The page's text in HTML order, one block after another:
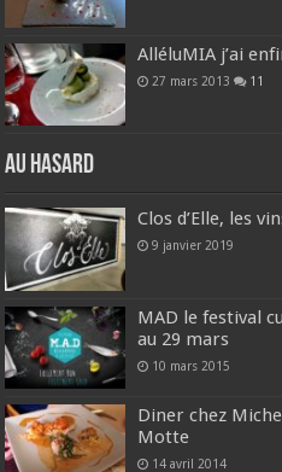
AlléluMIA j’ai
27 mars 2013 11
Au hasard
Clos d’Elle, les
9 janvier 2019
MAD le festival
au 29 mars
10 mars 2015
Diner chez
Motte
14 avril 2014